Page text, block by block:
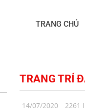
TRANG CHỦ
TRANG TRÍ
14/07/2020 2261